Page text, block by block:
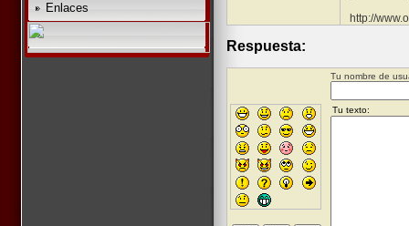
Enlaces
http://
Respuesta:
Tu nombre de